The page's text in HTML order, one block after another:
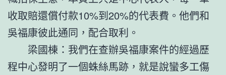
收取賠還償付款10%到20%的代表費。他們和
吳福康彼此通同，配合取利。
梁國棟：我們在查辦吳福康案件的經過歷
程中心發明了一個蛛絲馬跡，就是說蠻多工傷